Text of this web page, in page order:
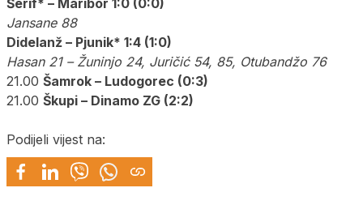
Jansane 88
Didelanž – Pjunik* 1:4 (1:0)
Hasan 21 – Žuninjo 24, Juričić 54, 85, Otubandžo 76
21.00 Šamrok – Ludogorec (0:3)
21.00 Škupi – Dinamo ZG (2:2)
Podijeli vijest na: